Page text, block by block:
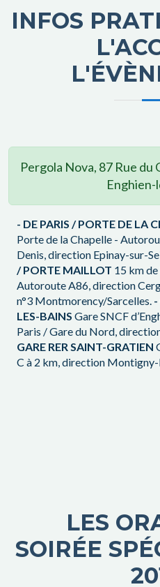
INFOS
Pergola Nova, 87 Rue du
Enghien-
- DE PARIS / PORTE DE LA
Porte de la Chapelle -
Denis, direction Epinay-sur-
/ PORTE MAILLOT 15 km
Autoroute A86, direction
n°3 Montmorency/Sarcelles. -
LES-BAINS Gare SNCF
Paris / Gare du Nord,
GARE RER SAINT-GRATIEN
C à 2 km, direction
LES
SOIRÉE